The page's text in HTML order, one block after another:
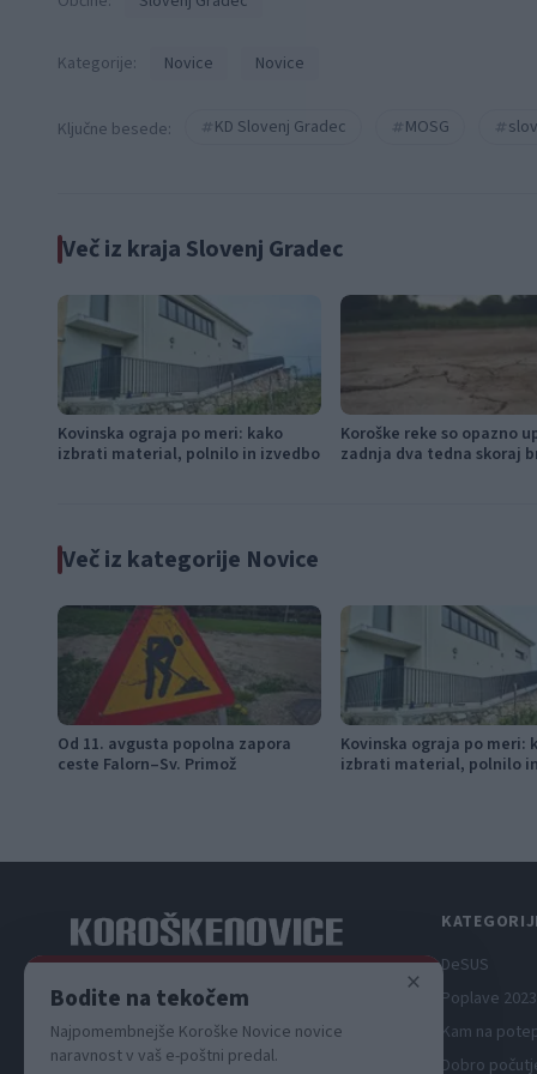
Kategorije: Novice Novice
Ključne besede: KD Slovenj Gradec MOSG
Več iz kraja Slovenj Gradec
Kovinska ograja po meri: kako
izbrati material, polnilo in izvedbo
Koroške reke so opazno
zadnja dva tedna skoraj
Več iz kategorije Novice
Od 11. avgusta popolna zapora
ceste Falorn–Sv. Primož
Kovinska ograja po meri:
izbrati material, polnilo
DeSUS
Poplave
Kam na
Dobro
×
Bodite na tekočem
Najpomembnejše Koroške Novice novice
naravnost v vaš e-poštni predal.